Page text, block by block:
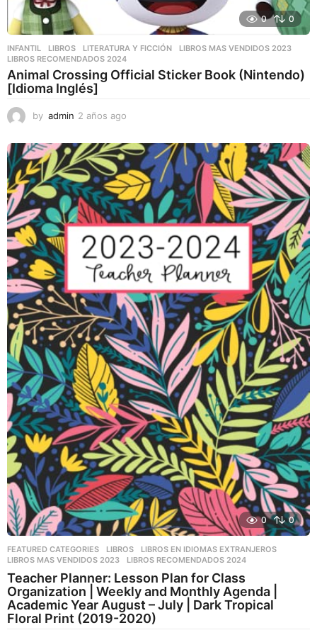
0 0
INFANTIL ,LIBROS ,LITERATURA Y FICCIÓN LIBROS MAS VENDIDOS 2023
LIBROS RECOMENDADOS 2024
Animal Crossing Official Sticker Book (Nintendo)
[Idioma Inglés]
by admin 2 años ago
ñ
o
s
a
g
o
0 0
FEATURED CATEGORIES ,LIBROS ,LIBROS EN IDIOMAS EXTRANJEROS
LIBROS MAS VENDIDOS 2023
,LIBROS RECOMENDADOS 2024
Teacher Planner: Lesson Plan for Class
Organization | Weekly and Monthly Agenda |
Academic Year August – July | Dark Tropical
Floral Print (2019-2020)